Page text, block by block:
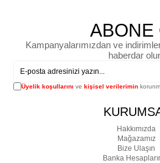
ABONE
Kampanyalarımızdan ve
haberdar
Üyelik koşullarını vekişisel verilerimin
Hakkımızda
Mağazamız
Bize Ulaşın
Banka